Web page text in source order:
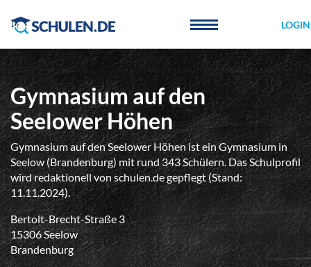
LOGIN
Gymnasium auf den
Seelower Höhen
Gymnasium auf den Seelower Höhen ist ein Gymnasium in
Seelow (Brandenburg) mit rund 343 Schülern. Das Schulprofil
wird redaktionell von schulen.de gepflegt (Stand:
11.11.2024).
Bertolt-Brecht-Straße 3
15306 Seelow
Brandenburg